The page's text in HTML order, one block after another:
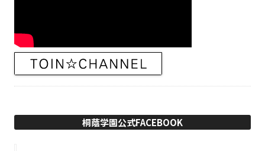
桐蔭学園公式FACEBOOK